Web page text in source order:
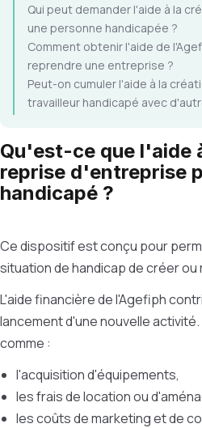
Qui peut demander l'aide à la
une personne handicapée ?
Comment obtenir l'aide de
reprendre une entreprise ?
Peut-on cumuler l'aide à la
travailleur handicapé avec
Qu'est-ce que l'aide
reprise d'entreprise
handicapé ?
Ce dispositif est conçu pour
situation de handicap de créer
L'aide financière de l'Agefiph
lancement d'une nouvelle
comme :
l'acquisition d'équipements,
les frais de location ou
les coûts de marketing et de